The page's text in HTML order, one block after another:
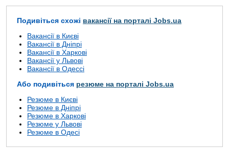
Подивіться схожі вакансії на порталі Jobs.ua
Вакансії в Києві
Вакансії в Дніпрі
Вакансії в Харкові
Вакансії у Львові
Вакансії в Одессі
Або подивіться резюме на порталі Jobs.ua
Резюме в Києві
Резюме в Дніпрі
Резюме в Харкові
Резюме у Львові
Резюме в Одесі